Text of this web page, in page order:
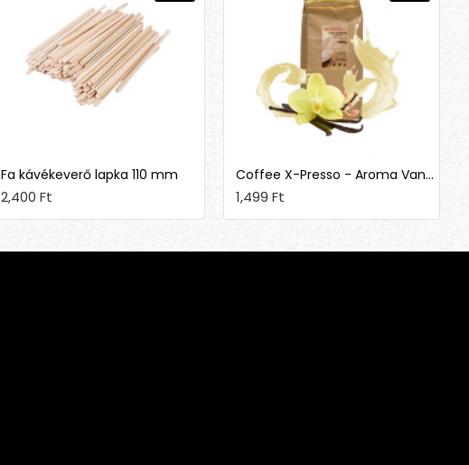
Fa kávékeverő lapka 110 mm
2,400 Ft
Coffee X-Presso - Aroma Vanília
1,499 Ft